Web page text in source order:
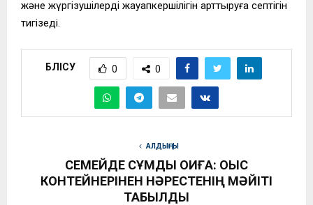
және жүргізушілердің жауапкершілігін арттыруға септігін
тигізеді.
БӨЛІСУ 0 0
АЛДЫҢҒЫ
СЕМЕЙДЕ СҰМДЫҚ ОҚИҒА: ҚОҚЫС
КОНТЕЙНЕРІНЕН НӘРЕСТЕНІҢ МӘЙІТІ
ТАБЫЛДЫ